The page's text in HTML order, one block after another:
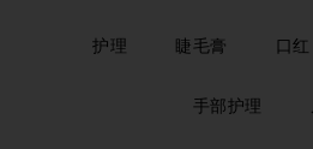
护理 睫毛膏 口红
手部护理